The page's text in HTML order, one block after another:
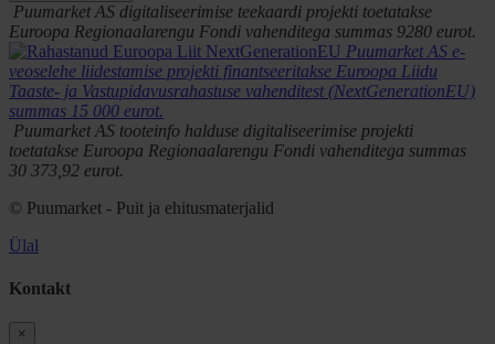
Puumarket AS digitaliseerimise teekaardi projekti toetatakse
Euroopa Regionaalarengu Fondi vahenditega summas 9280 eurot.
Puumarket AS e-
veoselehe liidestamise projekti finantseeritakse Euroopa Liidu
Taaste- ja Vastupidavusrahastuse vahenditest (NextGenerationEU)
summas 15 000 eurot.
Puumarket AS tooteinfo halduse digitaliseerimise projekti
toetatakse Euroopa Regionaalarengu Fondi vahenditega summas
30 373,92 eurot.
© Puumarket - Puit ja ehitusmaterjalid
Ülal
Kontakt
×